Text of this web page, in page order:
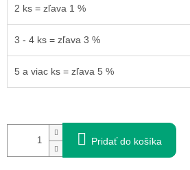
2 ks = zľava 1 %
3 - 4 ks = zľava 3 %
5 a viac ks = zľava 5 %
Pridať do košíka